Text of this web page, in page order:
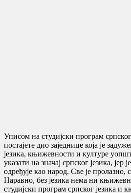
Уписом на студијски програм
постајете дио заједнице која је
језика, књижевности и културе
указати на значај српског језика, јер
одређује као народ. Све је пролазно,
Наравно, без језика нема ни
студијски програм српског језика и